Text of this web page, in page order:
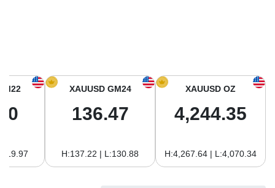
أسعار الذهب في أمريكا الجنوبية
XAUUSD OZ
4,244.35
H:4,267.64 | L:4,070.34
XAUUSD GM24
136.47
H:137.22 | L:130.88